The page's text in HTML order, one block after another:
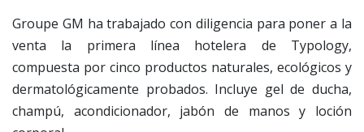
Groupe GM ha trabajado con diligencia para poner a la
venta la primera línea hotelera de Typology,
compuesta por cinco productos naturales, ecológicos y
dermatológicamente probados. Incluye gel de ducha,
champú, acondicionador, jabón de manos y loción